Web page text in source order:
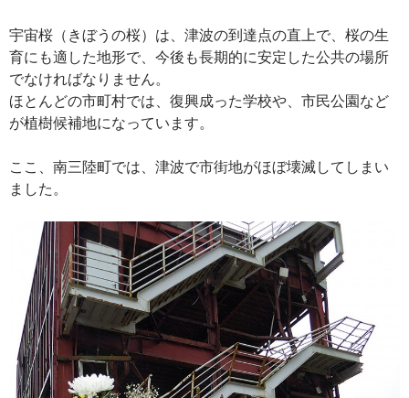
宇宙桜（きぼうの桜）は、津波の到達点の直上で、桜の生
育にも適した地形で、今後も長期的に安定した公共の場所
でなければなりません。
ほとんどの市町村では、復興成った学校や、市民公園など
が植樹候補地になっています。
ここ、南三陸町では、津波で市街地がほぼ壊滅してしまい
ました。